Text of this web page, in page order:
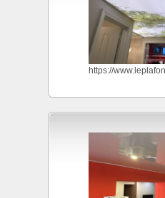
https://